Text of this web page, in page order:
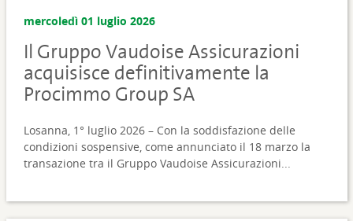
mercoledì 01 luglio 2026
Il Gruppo Vaudoise Assicurazioni
acquisisce definitivamente la
Procimmo Group SA
Losanna, 1° luglio 2026 – Con la soddisfazione delle
condizioni sospensive, come annunciato il 18 marzo la
transazione tra il Gruppo Vaudoise Assicurazioni...